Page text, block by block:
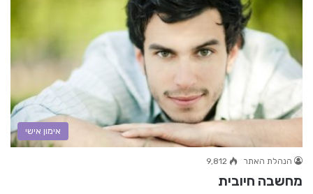
אימון אישי
הנהלת האתר 9,812
מחשבה חיובית